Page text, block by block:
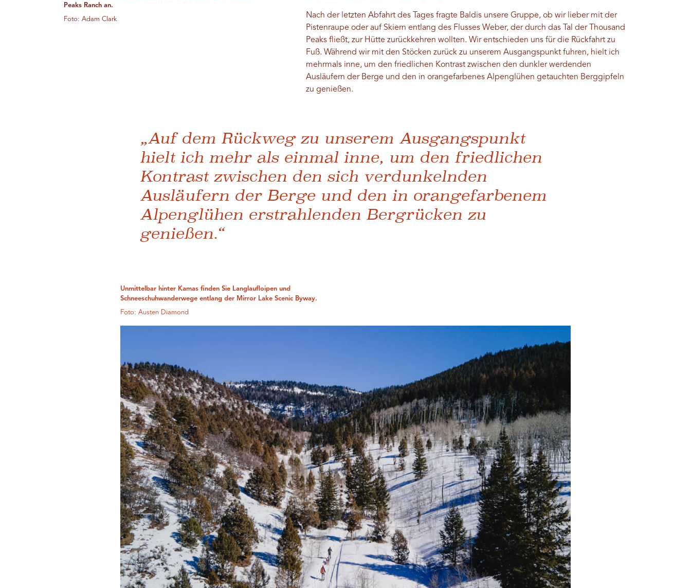
Peaks Ranch an.
Foto: Adam Clark
Nach der letzten Abfahrt des Tages fragte Baldis unsere Gruppe, ob wir lieber mit der
Pistenraupe oder auf Skiern entlang des Flusses Weber, der durch das Tal der Thousand
Peaks fließt, zur Hütte zurückkehren wollten. Wir entschieden uns für die Rückfahrt zu
Fuß. Während wir mit den Stöcken zurück zu unserem Ausgangspunkt fuhren, hielt ich
mehrmals inne, um den friedlichen Kontrast zwischen den dunkler werdenden
Ausläufern der Berge und den in orangefarbenes Alpenglühen getauchten Berggipfeln
zu genießen.
„Auf dem Rückweg zu unserem Ausgangspunkt
hielt ich mehr als einmal inne, um den friedlichen
Kontrast zwischen den sich verdunkelnden
Ausläufern der Berge und den in orangefarbenem
Alpenglühen erstrahlenden Bergrücken zu
genießen.“
Unmittelbar hinter Kamas finden Sie Langlaufloipen und
Schneeschuhwanderwege entlang der Mirror Lake Scenic Byway.
Foto: Austen Diamond